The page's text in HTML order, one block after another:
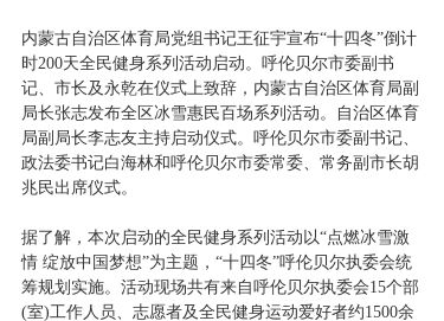
内蒙古自治区体育局党组书记王征宇宣布“十四冬”倒计
时200天全民健身系列活动启动。呼伦贝尔市委副书
记、市长及永乾在仪式上致辞，内蒙古自治区体育局副
局长张志发布全区冰雪惠民百场系列活动。自治区体育
局副局长李志友主持启动仪式。呼伦贝尔市委副书记、
政法委书记白海林和呼伦贝尔市委常委、常务副市长胡
兆民出席仪式。
据了解，本次启动的全民健身系列活动以“点燃冰雪激
情 绽放中国梦想”为主题，“十四冬”呼伦贝尔执委会统
筹规划实施。活动现场共有来自呼伦贝尔执委会15个部
(室)工作人员、志愿者及全民健身运动爱好者约1500余